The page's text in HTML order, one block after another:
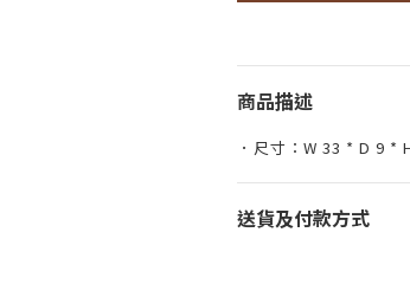
商品描述
．尺寸：W 33 * D 9 *
送貨及付款方式